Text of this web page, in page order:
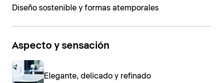
Diseño sostenible y formas atemporales
Aspecto y sensación
Elegante, delicado y refinado